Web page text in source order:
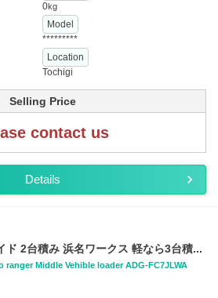
0kg
Model
*********
Location
Tochigi
Selling Price
contact us
Details
ド 2台積み 浜名ワークス 軽なら3台積...
ranger Middle Vehible loader ADG-FC7JLWA